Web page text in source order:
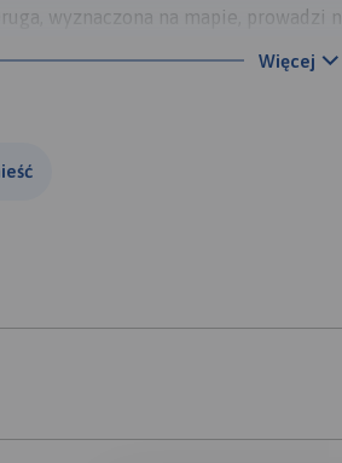
wyznaczona na mapie,
a mianowice w: Obrazowie,
miał być mecz ostatniej szansy na
Więcej